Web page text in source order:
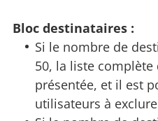
Bloc destinataires :
Si le nombre de
50, la liste complète
présentée, et il est
utilisateurs à